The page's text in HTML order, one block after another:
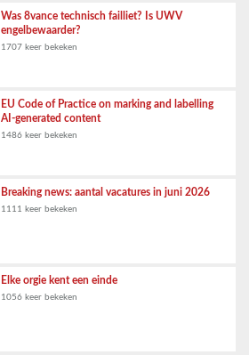
Was 8vance technisch failliet? Is UWV
engelbewaarder?
1707 keer bekeken
EU Code of Practice on marking and labelling
AI-generated content
1486 keer bekeken
Breaking news: aantal vacatures in juni 2026
1111 keer bekeken
Elke orgie kent een einde
1056 keer bekeken